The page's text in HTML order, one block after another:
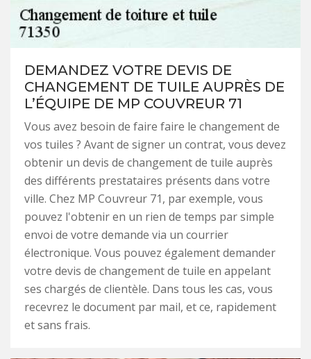
DEMANDEZ VOTRE DEVIS DE
CHANGEMENT DE TUILE AUPRÈS DE
L’ÉQUIPE DE MP COUVREUR 71
Vous avez besoin de faire faire le changement de
vos tuiles ? Avant de signer un contrat, vous devez
obtenir un devis de changement de tuile auprès
des différents prestataires présents dans votre
ville. Chez MP Couvreur 71, par exemple, vous
pouvez l'obtenir en un rien de temps par simple
envoi de votre demande via un courrier
électronique. Vous pouvez également demander
votre devis de changement de tuile en appelant
ses chargés de clientèle. Dans tous les cas, vous
recevrez le document par mail, et ce, rapidement
et sans frais.